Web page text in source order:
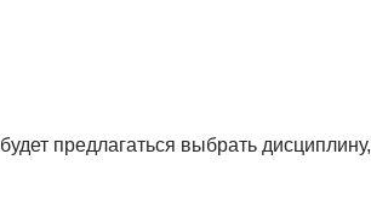
будет предлагаться выбрать дисциплину,